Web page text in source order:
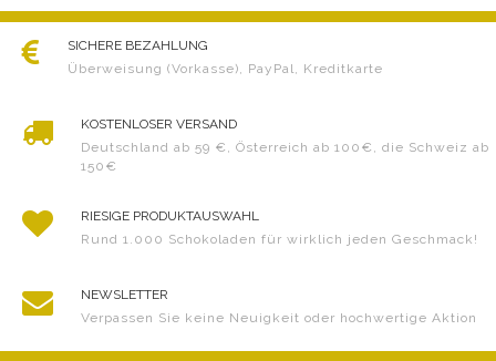
SICHERE BEZAHLUNG
Überweisung (Vorkasse), PayPal, Kreditkarte
KOSTENLOSER VERSAND
Deutschland ab 59 €, Österreich ab 100€, die Schweiz ab
150€
RIESIGE PRODUKTAUSWAHL
Rund 1.000 Schokoladen für wirklich jeden Geschmack!
NEWSLETTER
Verpassen Sie keine Neuigkeit oder hochwertige Aktion